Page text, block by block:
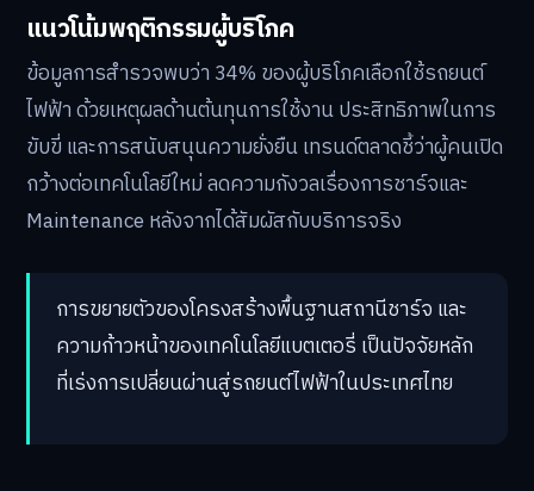
แนวโน้มพฤติกรรมผู้บริโภค
ข้อมูลการสำรวจพบว่า 34% ของผู้บริโภคเลือกใช้รถยนต์
ไฟฟ้า ด้วยเหตุผลด้านต้นทุนการใช้งาน ประสิทธิภาพในการ
ขับขี่ และการสนับสนุนความยั่งยืน เทรนด์ตลาดชี้ว่าผู้คนเปิด
กว้างต่อเทคโนโลยีใหม่ ลดความกังวลเรื่องการชาร์จและ
Maintenance หลังจากได้สัมผัสกับบริการจริง
การขยายตัวของโครงสร้างพื้นฐานสถานีชาร์จ และ
ความก้าวหน้าของเทคโนโลยีแบตเตอรี่ เป็นปัจจัยหลัก
ที่เร่งการเปลี่ยนผ่านสู่รถยนต์ไฟฟ้าในประเทศไทย